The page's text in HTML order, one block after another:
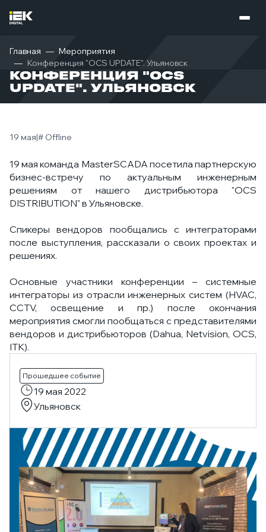
Главная
Мероприятия
Конференция "OCS UPDATE". Ульяновск
КОНФЕРЕНЦИЯ "OCS
UPDATE". УЛЬЯНОВСК
19 мая|# Offline
19 мая команда MasterSCADA посетила партнерскую
бизнес-встречу по актуальным инженерным
решениям от нашего дистрибьютора "OCS
DISTRIBUTION" в Ульяновске.
Спикеры вендоров пообщались с интеграторами
после выступления, рассказали о своих проектах и
решениях.
Основные участники конференции – системные
интеграторы из отрасли инженерных систем (HVAC,
CCTV, освещение и пр.) после окончания
мероприятия смогли пообщаться с представителями
вендоров и дистрибьюторов (Dahuа, Netvision, OCS,
ITK).
Прошедшее событие
19 мая 2022
Ульяновск